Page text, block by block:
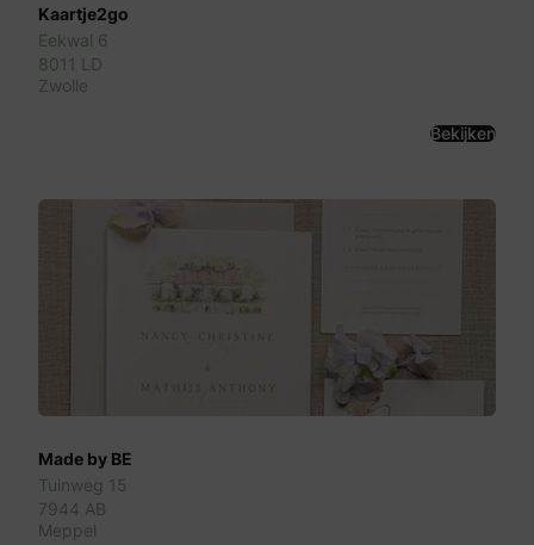
Kaartje2go
Eekwal 6
8011 LD
Zwolle
Bekijken
Made by BE
Tuinweg 15
7944 AB
Meppel